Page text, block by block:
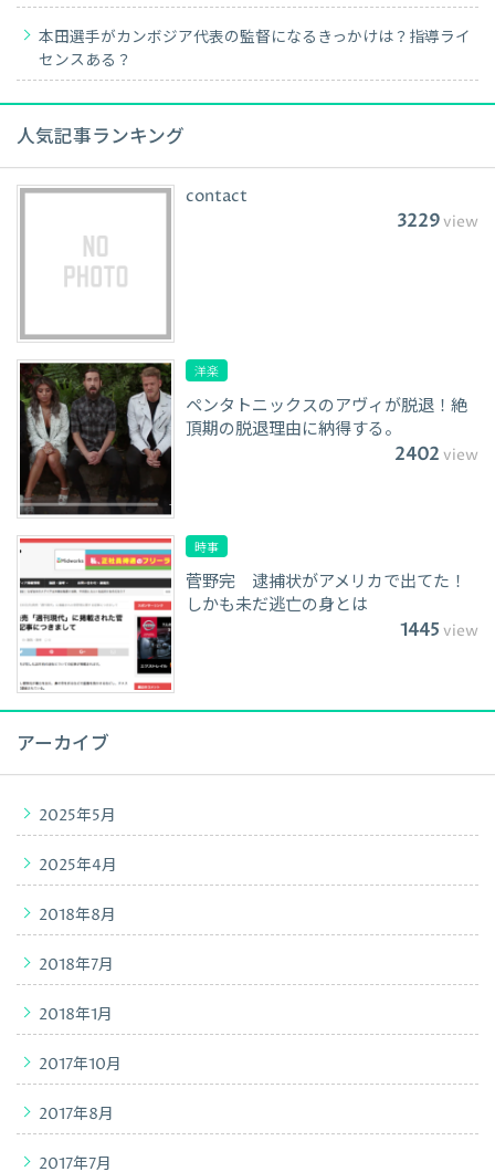
本田選手がカンボジア代表の監督になるきっかけは？指導ライ
センスある？
人気記事ランキング
contact
3229view
洋楽
ペンタトニックスのアヴィが脱退！絶
頂期の脱退理由に納得する。
2402 view
時事
菅野完 逮捕状がアメリカで出てた！
しかも未だ逃亡の身とは
1445 view
アーカイブ
2025年5月
2025年4月
2018年8月
2018年7月
2018年1月
2017年10月
2017年8月
2017年7月